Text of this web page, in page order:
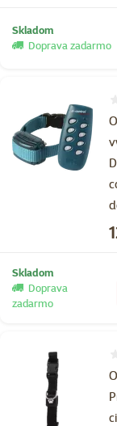
Skladom
Doprava zadarmo
Skladom
Doprava
zadarmo